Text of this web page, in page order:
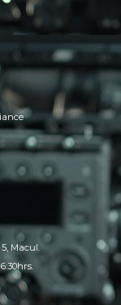
Macul.